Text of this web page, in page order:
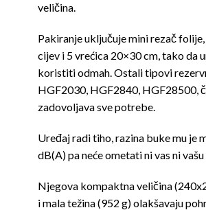
veličina.
Pakiranje uključuje mini rezač
cijev i 5 vrećica 20×30 cm, tako da
koristiti odmah. Ostali tipovi
HGF2030, HGF2840, HGF28500,
zadovoljava sve potrebe.
Uređaj radi tiho, razina buke mu je
dB(A) pa neće ometati ni vas ni
Njegova kompaktna veličina
i mala težina (952 g) olakšavaju